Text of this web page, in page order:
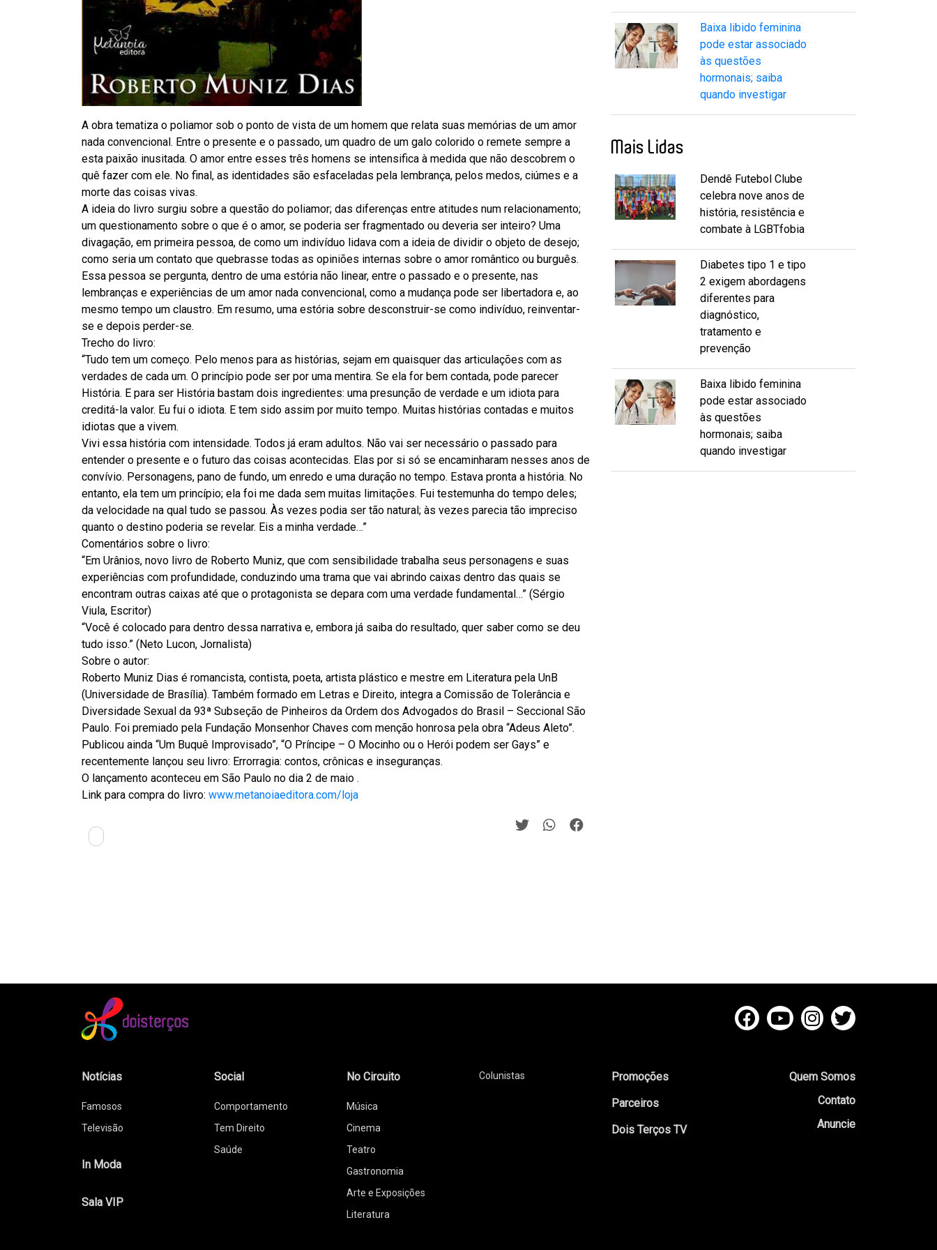
A obra tematiza o poliamor sob o ponto de vista de um homem que relata suas memórias de um amor
nada convencional. Entre o presente e o passado, um quadro de um galo colorido o remete sempre a
esta paixão inusitada. O amor entre esses três homens se intensifica à medida que não descobrem o
quê fazer com ele. No final, as identidades são esfaceladas pela lembrança, pelos medos, ciúmes e a
morte das coisas vivas.
A ideia do livro surgiu sobre a questão do poliamor; das diferenças entre atitudes num relacionamento;
um questionamento sobre o que é o amor, se poderia ser fragmentado ou deveria ser inteiro? Uma
divagação, em primeira pessoa, de como um indivíduo lidava com a ideia de dividir o objeto de desejo;
como seria um contato que quebrasse todas as opiniões internas sobre o amor romântico ou burguês.
Essa pessoa se pergunta, dentro de uma estória não linear, entre o passado e o presente, nas
lembranças e experiências de um amor nada convencional, como a mudança pode ser libertadora e, ao
mesmo tempo um claustro. Em resumo, uma estória sobre desconstruir-se como indivíduo, reinventar-
se e depois perder-se.
Trecho do livro:
“Tudo tem um começo. Pelo menos para as histórias, sejam em quaisquer das articulações com as
verdades de cada um. O princípio pode ser por uma mentira. Se ela for bem contada, pode parecer
História. E para ser História bastam dois ingredientes: uma presunção de verdade e um idiota para
creditá-la valor. Eu fui o idiota. E tem sido assim por muito tempo. Muitas histórias contadas e muitos
idiotas que a vivem.
Vivi essa história com intensidade. Todos já eram adultos. Não vai ser necessário o passado para
entender o presente e o futuro das coisas acontecidas. Elas por si só se encaminharam nesses anos de
convívio. Personagens, pano de fundo, um enredo e uma duração no tempo. Estava pronta a história. No
entanto, ela tem um princípio; ela foi me dada sem muitas limitações. Fui testemunha do tempo deles;
da velocidade na qual tudo se passou. Às vezes podia ser tão natural; às vezes parecia tão impreciso
quanto o destino poderia se revelar. Eis a minha verdade…”
Comentários sobre o livro:
“Em Urânios, novo livro de Roberto Muniz, que com sensibilidade trabalha seus personagens e suas
experiências com profundidade, conduzindo uma trama que vai abrindo caixas dentro das quais se
encontram outras caixas até que o protagonista se depara com uma verdade fundamental…” (Sérgio
Viula, Escritor)
“Você é colocado para dentro dessa narrativa e, embora já saiba do resultado, quer saber como se deu
tudo isso.” (Neto Lucon, Jornalista)
Sobre o autor:
Roberto Muniz Dias é romancista, contista, poeta, artista plástico e mestre em Literatura pela UnB
(Universidade de Brasília). Também formado em Letras e Direito, integra a Comissão de Tolerância e
Diversidade Sexual da 93ª Subseção de Pinheiros da Ordem dos Advogados do Brasil – Seccional São
Paulo. Foi premiado pela Fundação Monsenhor Chaves com menção honrosa pela obra “Adeus Aleto”.
Publicou ainda “Um Buquê Improvisado”, “O Príncipe – O Mocinho ou o Herói podem ser Gays” e
recentemente lançou seu livro: Errorragia: contos, crônicas e inseguranças.
O lançamento aconteceu em São Paulo no dia 2 de maio .
Link para compra do livro: www.metanoiaeditora.com/loja
Baixa libido feminina
pode estar associado
às questões
hormonais; saiba
quando investigar
Mais Lidas
Dendê Futebol Clube
celebra nove anos de
história, resistência e
combate à LGBTfobia
Diabetes tipo 1 e tipo
2 exigem abordagens
diferentes para
diagnóstico,
tratamento e
prevenção
Baixa libido feminina
pode estar associado
às questões
hormonais; saiba
quando investigar
Notícias
Famosos
Televisão
In Moda
Sala VIP
Social
Comportamento
Tem Direito
Saúde
No Circuito
Música
Cinema
Teatro
Gastronomia
Arte e Exposições
Literatura
Colunistas
Promoções
Parceiros
Dois Terços TV
Quem Somos
Contato
Anuncie